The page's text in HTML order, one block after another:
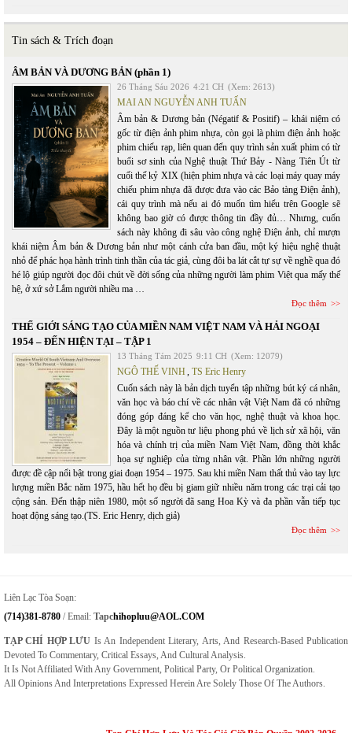
Tin sách & Trích đoạn
ÂM BẢN VÀ DƯƠNG BẢN (phần 1)
26 Tháng Sáu 2026 4:21 CH (Xem: 2613)
MAI AN NGUYỄN ANH TUẤN
Âm bản & Dương bản (Négatif & Positif) – khái niệm có
gốc từ điện ảnh phim nhựa, còn gọi là phim điện ảnh hoặc
phim chiếu rạp, liên quan đến quy trình sản xuất phim có từ
buổi sơ sinh của Nghệ thuật Thứ Bảy - Nàng Tiên Út từ
cuối thế kỷ XIX (hiện phim nhựa và các loại máy quay máy
chiếu phim nhựa đã được đưa vào các Bảo tàng Điện ảnh),
cái quy trình mà nếu ai đó muốn tìm hiểu trên Google sẽ
không bao giờ có được thông tin đầy đủ… Nhưng, cuốn
sách này không đi sâu vào công nghệ Điện ảnh, chỉ mượn
khái niệm Âm bản & Dương bản như một cánh cửa ban đầu, một ký hiệu nghệ thuật
nhỏ để phác họa hành trình tinh thần của tác giả, cùng đôi ba lát cắt tự sự về nghề qua đó
hé lộ giúp người đọc đôi chút về đời sống của những người làm phim Việt qua mấy thế
hệ, ở xứ sở Lắm người nhiều ma …
Đọc thêm
THẾ GIỚI SÁNG TẠO CỦA MIỀN NAM VIỆT NAM VÀ HẢI NGOẠI
1954 – ĐẾN HIỆN TẠI – TẬP 1
13 Tháng Tám 2025 9:11 CH (Xem: 12079)
NGÔ THẾ VINH, TS Eric Henry
Cuốn sách này là bản dịch tuyển tập những bút ký cá nhân,
văn học và báo chí về các nhân vật Việt Nam đã có những
đóng góp đáng kể cho văn học, nghệ thuật và khoa học.
Đây là một nguồn tư liệu phong phú về lịch sử xã hội, văn
hóa và chính trị của miền Nam Việt Nam, đồng thời khắc
họa sự nghiệp của từng nhân vật. Phần lớn những người
được đề cập nổi bật trong giai đoạn 1954 – 1975. Sau khi miền Nam thất thủ vào tay lực
lượng miền Bắc năm 1975, hầu hết họ đều bị giam giữ nhiều năm trong các trại cải tạo
cộng sản. Đến thập niên 1980, một số người đã sang Hoa Kỳ và đa phần vẫn tiếp tục
hoạt động sáng tạo.(TS. Eric Henry, dịch giả)
Đọc thêm
Liên Lạc Tòa Soạn:
(714)381-8780 / Email: TapcHihopluu@AOL.COM
TẠP CHÍ HỢP LƯU Is An Independent Literary, Arts, And Research-Based Publication
Devoted To Commentary, Critical Essays, And Cultural Analysis.
It Is Not Affiliated With Any Government, Political Party, Or Political Organization.
All Opinions And Interpretations Expressed Herein Are Solely Those Of The Authors.